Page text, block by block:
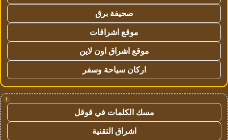
صحيفة برق
موقع اشراقات
موقع اشراق اون لاين
اركان سياحة وسفر
!
مسك الكلمات في قوقل
اشراق التقنية